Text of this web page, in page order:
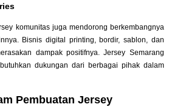
komunitas juga mendorong berkembangnya
Bisnis digital printing, bordir, sablon, dan
dampak positifnya. Jersey Semarang
dukungan dari berbagai pihak dalam
Pembuatan Jersey